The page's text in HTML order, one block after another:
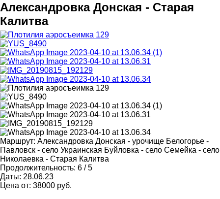
Александровка Донская - Старая
Калитва
Маршрут: Александровка Донская - урочище Белогорье -
Павловск - село Украинская Буйловка - село Семейка - село
Николаевка - Старая Калитва
Продолжительность: 6 / 5
Даты: 28.06.23
Цена от: 38000 руб.